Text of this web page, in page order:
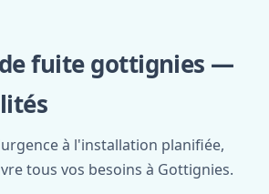
fuite gottignies —
à l'installation planifiée,
tous vos besoins à Gottignies.